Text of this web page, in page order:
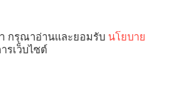
า กรุณาอ่านและยอมรับ นโยบาย
รเว็บไซต์